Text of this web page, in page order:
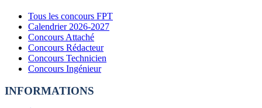
Tous les concours FPT
Calendrier 2026-2027
Concours Attaché
Concours Rédacteur
Concours Technicien
Concours Ingénieur
INFORMATIONS